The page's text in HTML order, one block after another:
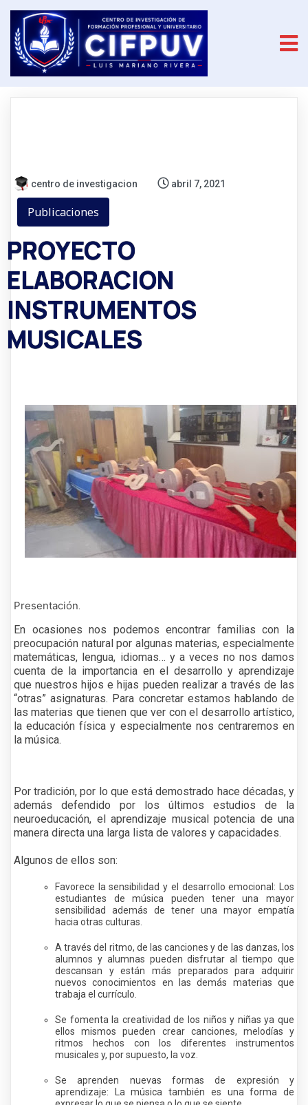
centro de investigacion abril 7, 2021
Publicaciones
PROYECTO
ELABORACION
INSTRUMENTOS
MUSICALES
Presentación.
En ocasiones nos podemos encontrar familias con la
preocupación natural por algunas materias, especialmente
matemáticas, lengua, idiomas… y a veces no nos damos
cuenta de la importancia en el desarrollo y aprendizaje
que nuestros hijos e hijas pueden realizar a través de las
“otras” asignaturas. Para concretar estamos hablando de
las materias que tienen que ver con el desarrollo artístico,
la educación física y especialmente nos centraremos en
la música.
Por tradición, por lo que está demostrado hace décadas, y
además defendido por los últimos estudios de la
neuroeducación, el aprendizaje musical potencia de una
manera directa una larga lista de valores y capacidades.
Algunos de ellos son:
Favorece la sensibilidad y el desarrollo emocional: Los
estudiantes de música pueden tener una mayor
sensibilidad además de tener una mayor empatía
hacia otras culturas.
A través del ritmo, de las canciones y de las danzas, los
alumnos y alumnas pueden disfrutar al tiempo que
descansan y están más preparados para adquirir
nuevos conocimientos en las demás materias que
trabaja el currículo.
Se fomenta la creatividad de los niños y niñas ya que
ellos mismos pueden crear canciones, melodías y
ritmos hechos con los diferentes instrumentos
musicales y, por supuesto, la voz.
Se aprenden nuevas formas de expresión y
aprendizaje: La música también es una forma de